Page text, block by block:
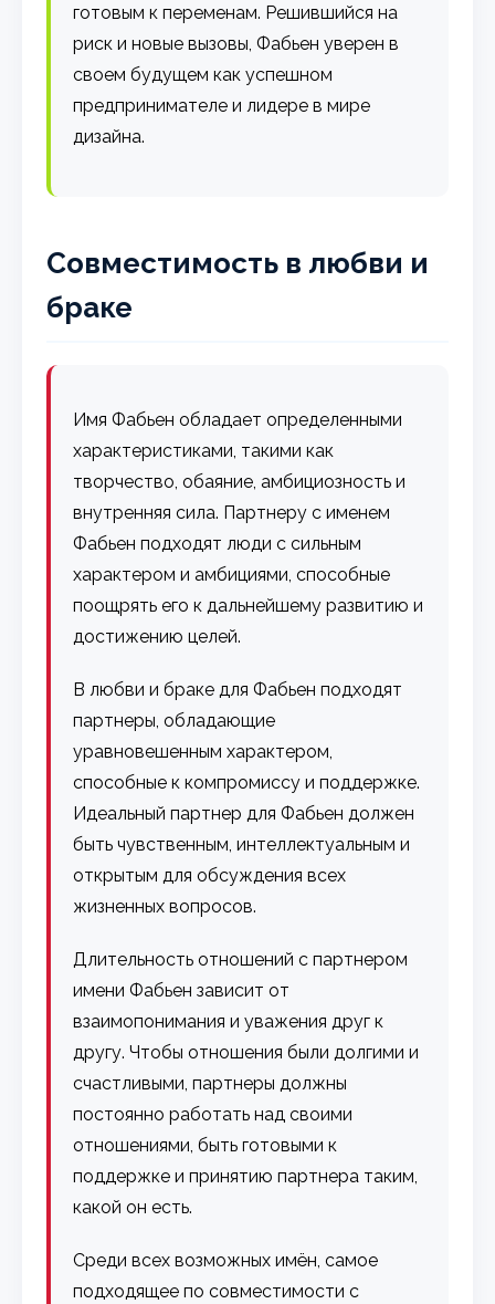
готовым к переменам. Решившийся на
риск и новые вызовы, Фабьен уверен в
своем будущем как успешном
предпринимателе и лидере в мире
дизайна.
Совместимость в любви и
браке
Имя Фабьен обладает определенными
характеристиками, такими как
творчество, обаяние, амбициозность и
внутренняя сила. Партнеру с именем
Фабьен подходят люди с сильным
характером и амбициями, способные
поощрять его к дальнейшему развитию и
достижению целей.
В любви и браке для Фабьен подходят
партнеры, обладающие
уравновешенным характером,
способные к компромиссу и поддержке.
Идеальный партнер для Фабьен должен
быть чувственным, интеллектуальным и
открытым для обсуждения всех
жизненных вопросов.
Длительность отношений с партнером
имени Фабьен зависит от
взаимопонимания и уважения друг к
другу. Чтобы отношения были долгими и
счастливыми, партнеры должны
постоянно работать над своими
отношениями, быть готовыми к
поддержке и принятию партнера таким,
какой он есть.
Среди всех возможных имён, самое
подходящее по совместимости с